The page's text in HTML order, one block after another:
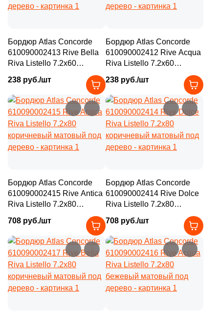
Бордюр Atlas Concorde
610090002413 Rive Bella
Riva Listello 7.2x60
коричневый матовый под
дерево
238 руб./шт
Бордюр Atlas Concorde
610090002412 Rive Acqua
Riva Listello 7.2x60
дерево
238 руб./шт
Бордюр Atlas Concorde
610090002415 Rive Antica
Riva Listello 7.2x80
коричневый матовый под
дерево
708 руб./шт
Бордюр Atlas Concorde
610090002414 Rive Dolce
Riva Listello 7.2x80
коричневый матовый под
дерево
708 руб./шт